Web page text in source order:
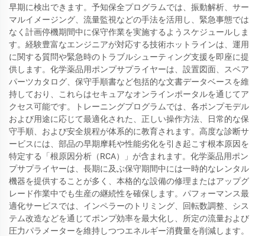
早期に検出できます。予知保全プログラムでは、振動解析、サー
マルイメージング、流量監視などの手法を活用し、緊急事態では
なく計画停機期間中に保守作業を実施するようスケジュールしま
す。経験豊富なエンジニアが対応する技術ホットラインは、運用
に関する質問や緊急時のトラブルシューティング支援を即座に提
供します。化学薬品用ポンプサプライヤーは、設置図面、スペア
パーツカタログ、保守手順書など包括的な文書データベースを維
持しており、これらはセキュアなオンラインポータルを通じてア
クセス可能です。トレーニングプログラムでは、各ポンプモデル
および用途に応じて最適化された、正しい操作方法、日常的な保
守手順、および安全規程が体系的に教育されます。高度な診断サ
ービスには、部品の早期摩耗や性能劣化を引き起こす根本原因を
特定する「根原因分析（RCA）」が含まれます。化学薬品用ポン
プサプライヤーは、長期に及ぶ保守期間中には一時的なレンタル
機器を提供することが多く、本格的な設備の修理またはアップグ
レード作業中でも生産の継続性を確保します。パフォーマンス最
適化サービスでは、インペラーのトリミング、回転数調整、シス
テム改造などを通じてポンプ効率を最大化し、所定の流量および
圧力パラメーターを維持しつつエネルギー消費量を削減します。